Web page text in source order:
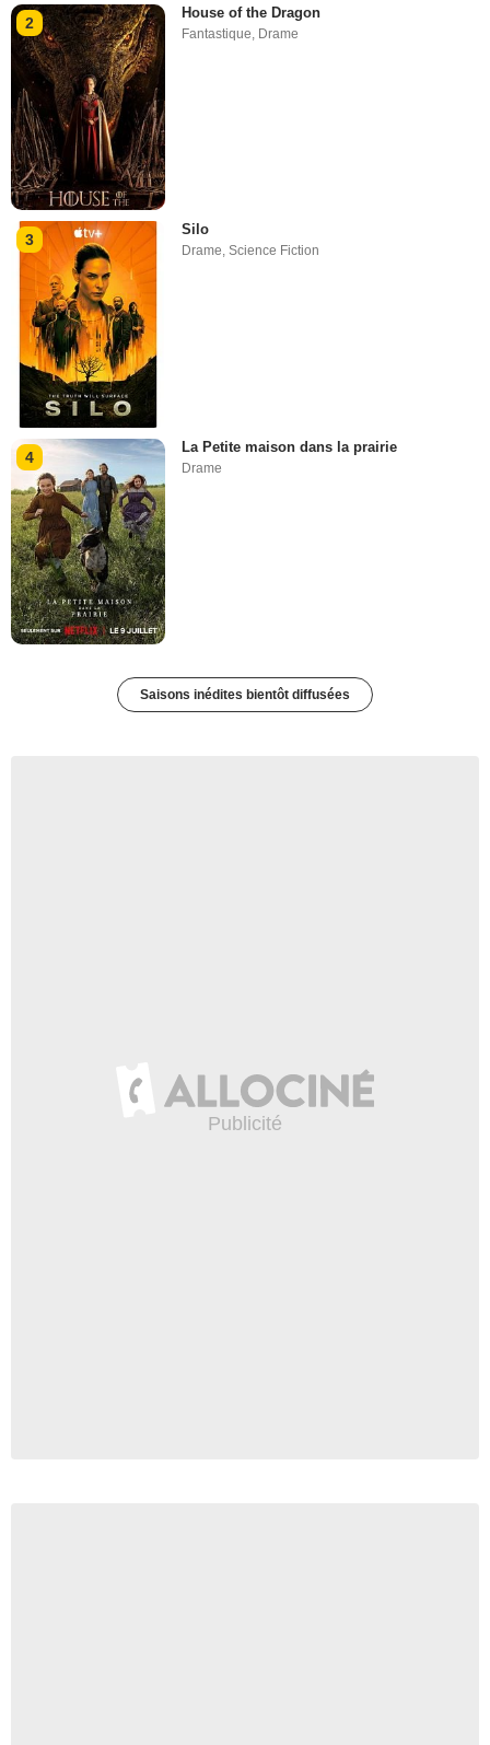
2
House of the Dragon
Fantastique, Drame
3
Silo
Drame,Science Fiction
4
La Petite maison dans la prairie
Drame
Saisons inédites bientôt diffusées